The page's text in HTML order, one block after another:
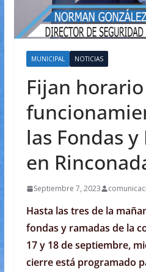
MUNICIPAL NOTICIAS
Fijan
las Fondas y
en
Septiembre 7, 2023
Hasta las tres de la
fondas y ramadas de la
17 y 18 de septiembre,
cierre está programado